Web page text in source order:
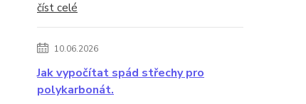
číst celé
10.06.2026
Jak vypočítat spád střechy pro
polykarbonát.